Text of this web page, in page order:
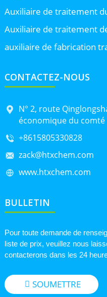
Auxiliaire de traitement
Auxiliaire de traitement
auxiliaire de fabrication
CONTACTEZ-NOUS
N° 2, route
économique du comté
+8615805330828
zack@htxchem.com
www.htxchem.com
BULLETIN
Pour toute demande de
liste de prix, veuillez nous
contacterons dans les 24
SOUMETTRE